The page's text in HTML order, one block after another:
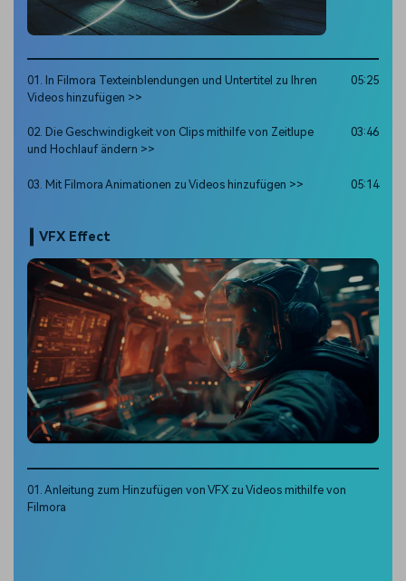
01. In Filmora Texteinblendungen und Untertitel zu Ihren
Videos hinzufügen >>
05:25
02. Die Geschwindigkeit von Clips mithilfe von Zeitlupe
und Hochlauf ändern >>
03:46
03. Mit Filmora Animationen zu Videos hinzufügen >> 05:14
VFX Effect
01. Anleitung zum Hinzufügen von VFX zu Videos mithilfe von
Filmora